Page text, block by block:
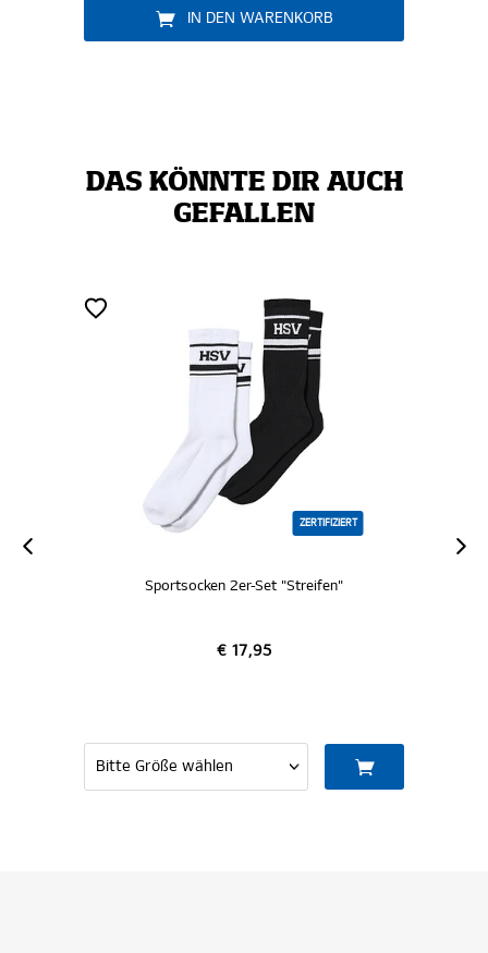
DAS KÖNNTE DIR AUCH
GEFALLEN
ZERTIFIZIERT
Sportsocken 2er-Set "Streifen"
€ 17,95